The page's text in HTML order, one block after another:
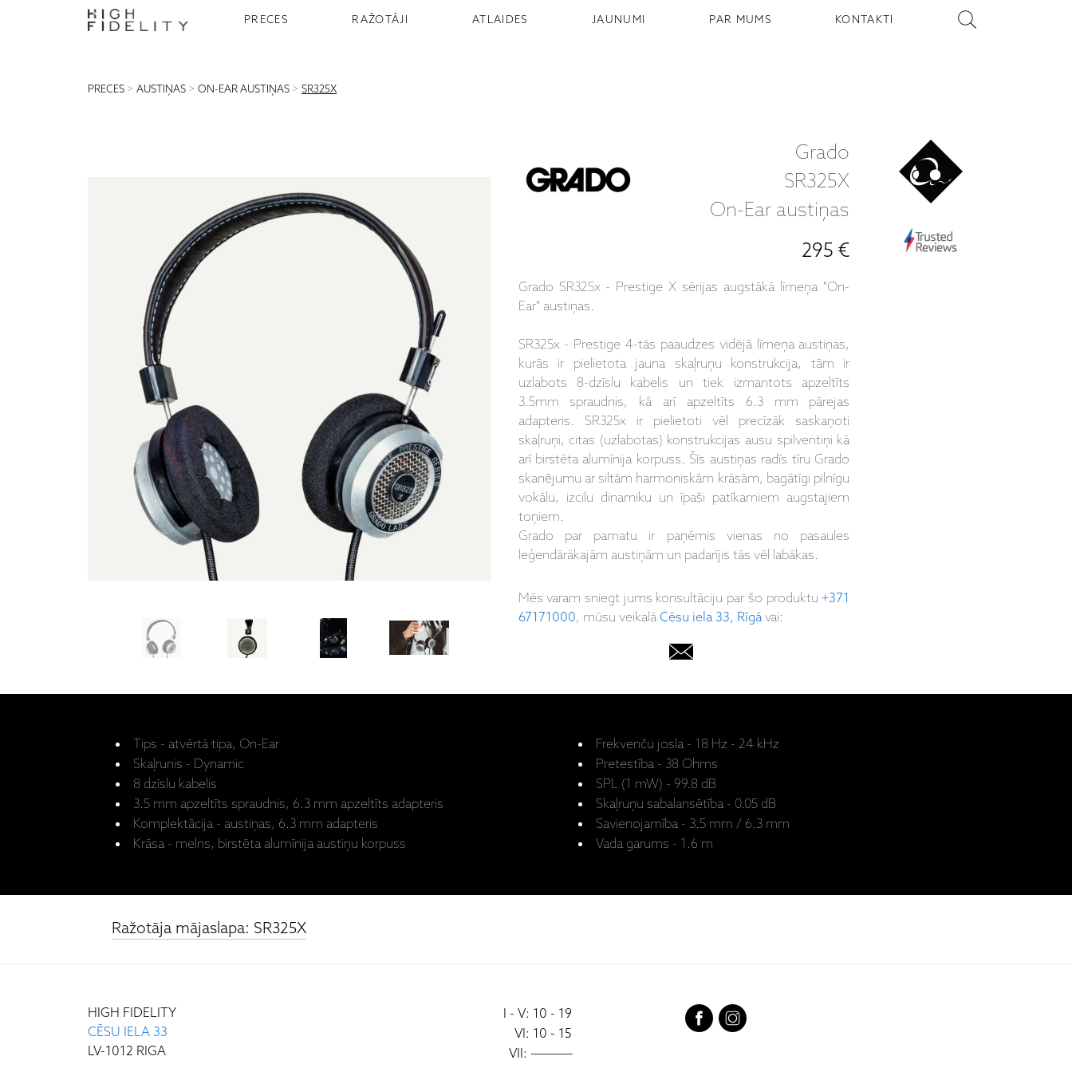
PRECES RAŽOTĀJI ATLAIDES JAUNUMI PAR MUMS KONTAKTI
PRECES > AUSTIŅAS > ON-EAR AUSTIŅAS > SR325X
Grado
SR325X
On-Ear austiņas
295 €
Grado SR325x - Prestige X sērijas augstākā līmeņa "On-
Ear" austiņas.
SR325x - Prestige 4-tās paaudzes vidējā līmeņa austiņas,
kurās ir pielietota jauna skaļruņu konstrukcija, tām ir
uzlabots 8-dzīslu kabelis un tiek izmantots apzeltīts
3.5mm spraudnis, kā arī apzeltīts 6.3 mm pārejas
adapteris. SR325x ir pielietoti vēl precīzāk saskaņoti
skaļruņi, citas (uzlabotas) konstrukcijas ausu spilventiņi kā
arī birstēta alumīnija korpuss. Šīs austiņas radīs tīru Grado
skanējumu ar siltām harmoniskām krāsām, bagātīgi pilnīgu
vokālu, izcilu dinamiku un īpaši patīkamiem augstajiem
toņiem.
Grado par pamatu ir paņēmis vienas no pasaules
leģendārākajām austiņām un padarījis tās vēl labākas.
Mēs varam sniegt jums konsultāciju par šo produktu+371
67171000, mūsu veikalāCēsu iela 33, Rīgāvai:
Tips - atvērtā tipa, On-Ear
Skaļrunis - Dynamic
8 dzīslu kabelis
3.5 mm apzeltīts spraudnis, 6.3 mm apzeltīts adapteris
Komplektācija - austiņas, 6.3 mm adapteris
Krāsa - melns, birstēta alumīnija austiņu korpuss
Frekvenču josla - 18 Hz - 24 kHz
Pretestība - 38 Ohms
SPL (1 mW) - 99.8 dB
Skaļruņu sabalansētība - 0.05 dB
Savienojamība - 3.5 mm / 6.3 mm
Vada garums - 1.6 m
Ražotāja mājaslapa: SR325X
HIGH FIDELITY
CĒSU IELA 33
LV-1012 RIGA
I - V: 10 - 19
VI: 10 - 15
VII: -------------